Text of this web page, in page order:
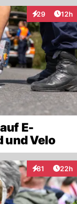
29
Interaktionen
12h
E-
und Velo
81
Interaktionen
22h